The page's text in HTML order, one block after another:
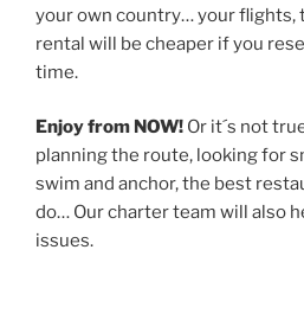
your own country… your flights,
rental will be cheaper if you
time.
Enjoy from NOW! Or it´s not
planning the route, looking for
swim and anchor, the best
do… Our charter team will also
issues.